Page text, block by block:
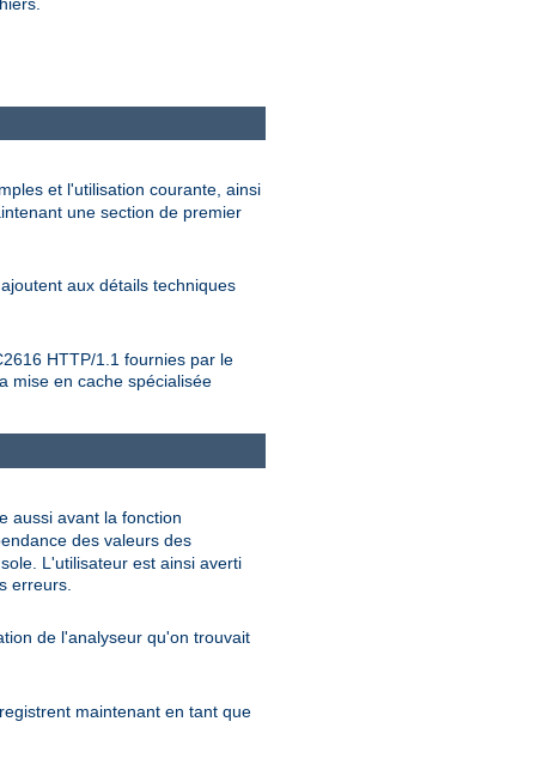
et l'utilisation courante, ainsi
une section de premier
aux détails techniques
HTTP/1.1 fournies par le
mise en cache spécialisée
aussi avant la fonction
des valeurs des
L'utilisateur est ainsi averti
erreurs.
de l'analyseur qu'on trouvait
maintenant en tant que